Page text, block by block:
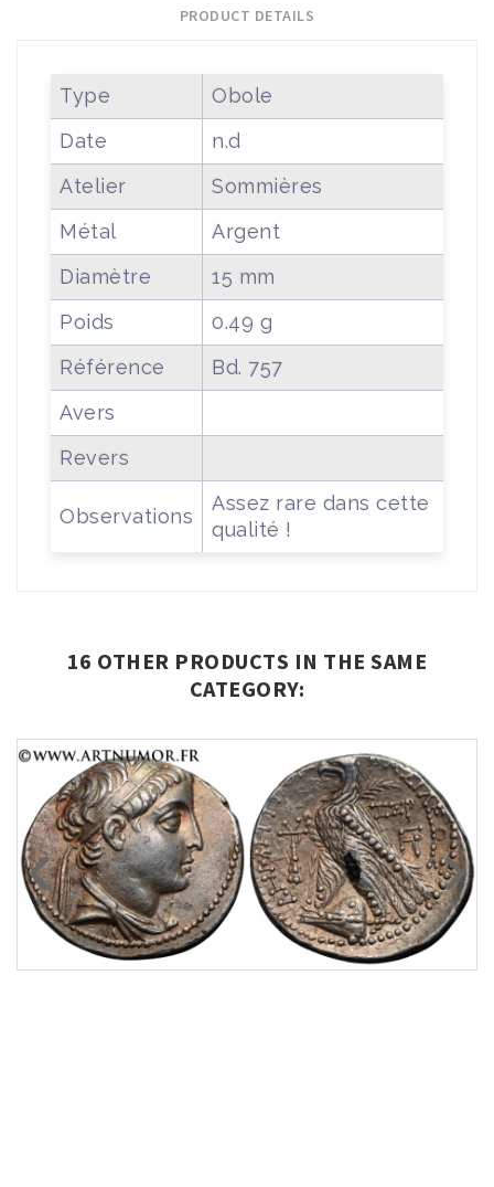
PRODUCT DETAILS
Type
Obole
Date
n.d
Atelier
Sommières
Métal
Argent
Diamètre
15 mm
Poids
0.49 g
Référence
Bd. 757
Avers
Revers
Observations
Assez rare dans cette
qualité !
16 OTHER PRODUCTS IN THE SAME
CATEGORY: